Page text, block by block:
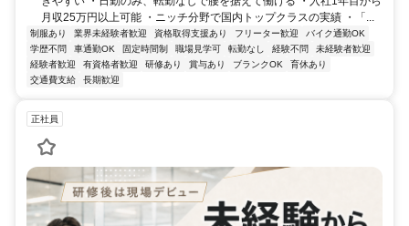
月収25万円以上可能 ・ニッチ分野で国内トップクラスの実績 ・「...
制服あり 業界未経験者歓迎 資格取得支援あり フリーター歓迎
バイク通勤OK
学歴不問
車通勤OK 固定時間制 職場見学可 転勤なし 経験不問
未経験者歓迎
経験者歓迎
有資格者歓迎 研修あり 賞与あり ブランクOK
育休あり
交通費支給
長期歓迎
正社員